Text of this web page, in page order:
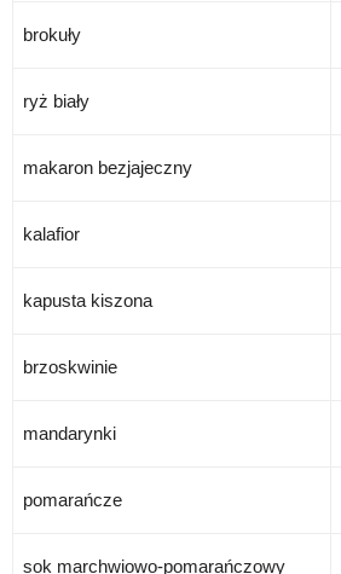
brokuły
ryż biały
makaron bezjajeczny
kalafior
kapusta kiszona
brzoskwinie
mandarynki
pomarańcze
sok marchwiowo-pomarańczowy